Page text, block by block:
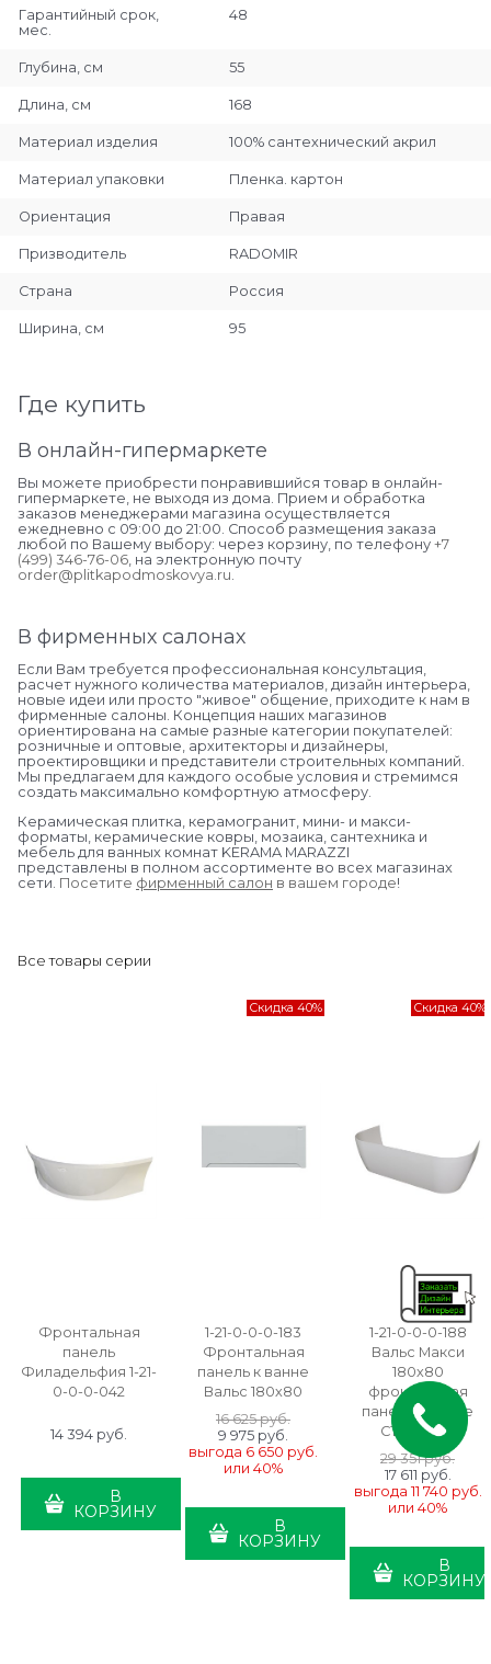
Гарантийный срок,
мес.
48
Глубина, см 55
Длина, см 168
Материал изделия 100% сантехнический акрил
Материал упаковки Пленка. картон
Ориентация Правая
Призводитель RADOMIR
Страна Россия
Ширина, см 95
Где купить
В онлайн-гипермаркете
Вы можете приобрести понравившийся товар в онлайн-
гипермаркете, не выходя из дома. Прием и обработка
заказов менеджерами магазина осуществляется
ежедневно с 09:00 до 21:00. Способ размещения заказа
любой по Вашему выбору: через корзину, по телефону +7
(499) 346-76-06 , на электронную почту
order@plitkapodmoskovya.ru
В фирменных салонах
Если Вам требуется профессиональная консультация,
расчет нужного количества материалов, дизайн интерьера,
новые идеи или просто "живое" общение, приходите к нам в
фирменные салоны. Концепция наших магазинов
ориентирована на самые разные категории покупателей:
розничные и оптовые, архитекторы и дизайнеры,
проектировщики и представители строительных компаний.
Мы предлагаем для каждого особые условия и стремимся
создать максимально комфортную атмосферу.
Керамическая плитка, керамогранит, мини- и макси-
форматы, керамические ковры, мозаика, сантехника и
мебель для ванных комнат KERAMA MARAZZI
представлены в полном ассортименте во всех магазинах
сети. Посетите фирменный салон в вашем городе!
Все товары серии
Фронтальная
панель
Филадельфия 1-21-
0-0-0-042
14 394 руб.
В
КОРЗИНУ
Скидка 40%
1-21-0-0-0-183
Фронтальная
панель к ванне
Вальс 180х80
16 625 руб.
9 975 руб.
выгода 6 650 руб.
или 40%
В
КОРЗИНУ
Скидка 40%
1-21-0-0-0-188
Вальс Макси
180х80
фронтальная
панель к ванне
СЪЕМНАЯ
29 351 руб.
17 611 руб.
выгода 11 740 руб.
или 40%
В
КОРЗИНУ